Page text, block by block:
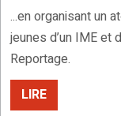
...en organisant un
jeunes d’un IME et
Reportage.
LIRE